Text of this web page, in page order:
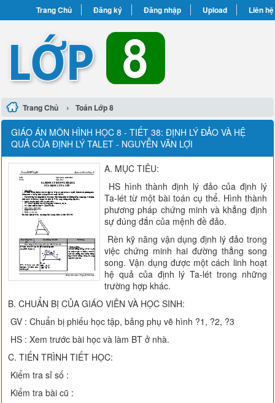
Trang Chủ Đăng ký Đăng nhập Upload Liên hệ
Trang Chủ › Toán Lớp 8
GIÁO ÁN MÔN HÌNH HỌC 8 - TIẾT 38: ĐỊNH LÝ ĐẢO VÀ HỆ
QUẢ CỦA ĐỊNH LÝ TALET - NGUYỄN VĂN LỢI
A. MỤC TIÊU:
HS hình thành định lý đảo của định lý
Ta-lét từ một bài toán cụ thể. Hình thành
phương pháp chứng minh và khẳng định
sự đúng đắn của mệnh đề đảo.
Rèn kỹ năng vận dụng định lý đảo trong
việc chứng minh hai đường thẳng song
song. Vận dụng được một cách linh hoạt
hệ quả của định lý Ta-lét trong những
trường hợp khác.
B. CHUẨN BỊ CỦA GIÁO VIÊN VÀ HỌC SINH:
GV : Chuẩn bị phiếu học tập, bảng phụ vẽ hình ?1, ?2, ?3
HS : Xem trước bài học và làm BT ở nhà.
C. TIẾN TRÌNH TIẾT HỌC:
Kiểm tra sỉ số :
Kiểm tra bài cũ :